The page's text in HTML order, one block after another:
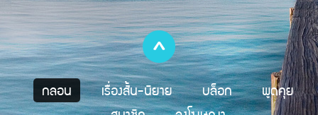
กลอน เรื่องสั้น-นิยาย บล็อก
พูดคุย